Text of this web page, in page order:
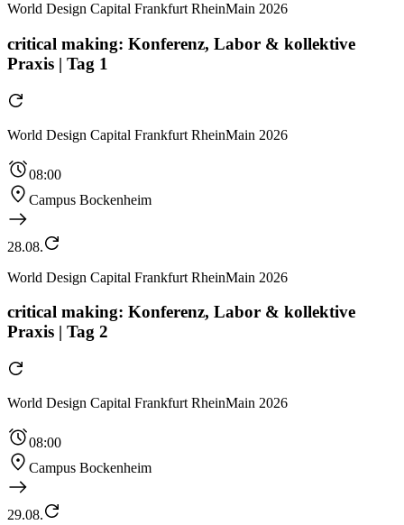
World Design Capital Frankfurt RheinMain 2026
critical making: Konferenz, Labor & kollektive
Praxis | Tag 1
World Design Capital Frankfurt RheinMain 2026
08:00
Campus Bockenheim
28.08.
World Design Capital Frankfurt RheinMain 2026
critical making: Konferenz, Labor & kollektive
Praxis | Tag 2
World Design Capital Frankfurt RheinMain 2026
08:00
Campus Bockenheim
29.08.